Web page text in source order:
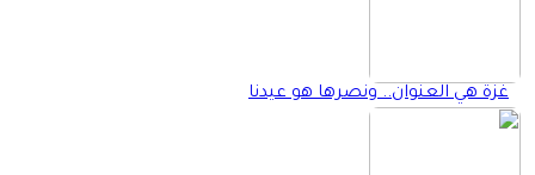
غزة هي العنوان.. ونصرها هو عيدنا